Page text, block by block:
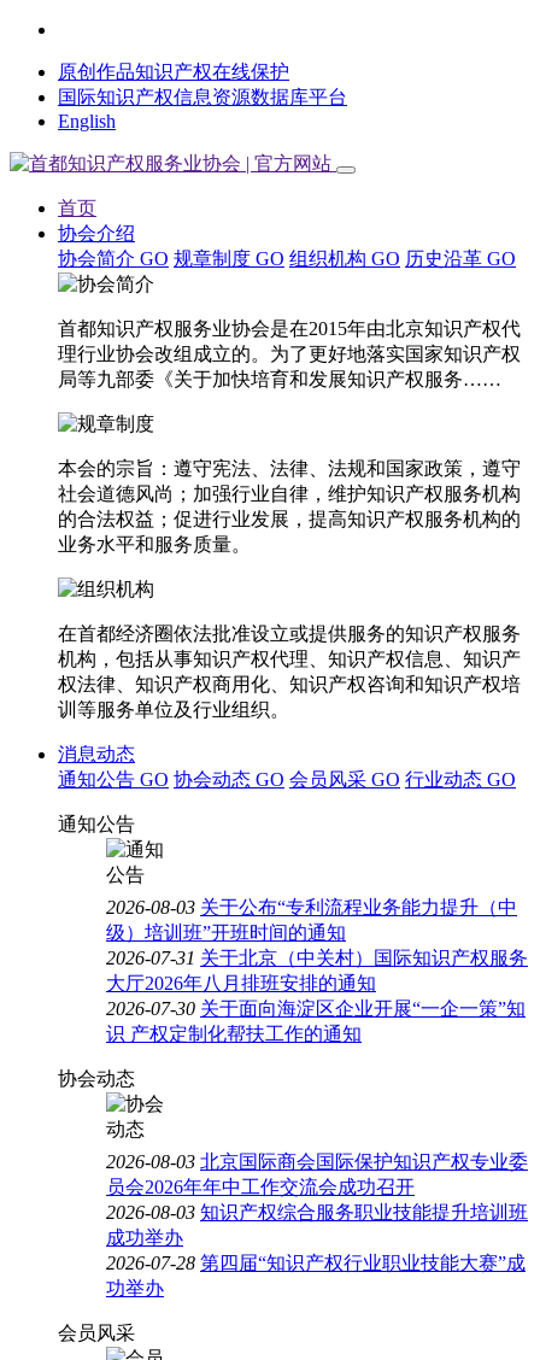
原创作品知识产权在线保护
国际知识产权信息资源数据库平台
English
首页
协会介绍
协会简介 GO 规章制度 GO 组织机构 GO 历史沿革 GO
首都知识产权服务业协会是在2015年由北京知识产权代
理行业协会改组成立的。为了更好地落实国家知识产权
局等九部委《关于加快培育和发展知识产权服务……
本会的宗旨：遵守宪法、法律、法规和国家政策，遵守
社会道德风尚；加强行业自律，维护知识产权服务机构
的合法权益；促进行业发展，提高知识产权服务机构的
业务水平和服务质量。
在首都经济圈依法批准设立或提供服务的知识产权服务
机构，包括从事知识产权代理、知识产权信息、知识产
权法律、知识产权商用化、知识产权咨询和知识产权培
训等服务单位及行业组织。
消息动态
通知公告 GO 协会动态 GO 会员风采 GO 行业动态 GO
通知公告
2026-08-03 关于公布“专利流程业务能力提升（中
级）培训班”开班时间的通知
2026-07-31 关于北京（中关村）国际知识产权服务
大厅2026年八月排班安排的通知
2026-07-30 关于面向海淀区企业开展“一企一策”知
识 产权定制化帮扶工作的通知
协会动态
2026-08-03 北京国际商会国际保护知识产权专业委
员会2026年年中工作交流会成功召开
2026-08-03 知识产权综合服务职业技能提升培训班
成功举办
2026-07-28 第四届“知识产权行业职业技能大赛”成
功举办
会员风采